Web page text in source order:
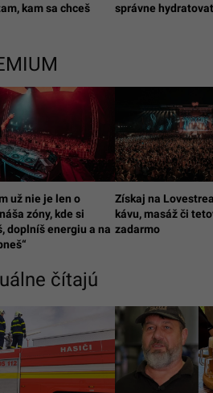
kam sa chceš
správne hydratovať
už nie je len o
zóny, kde si
doplníš energiu a na
Získaj na
kávu, masáž či
zadarmo
čítajú